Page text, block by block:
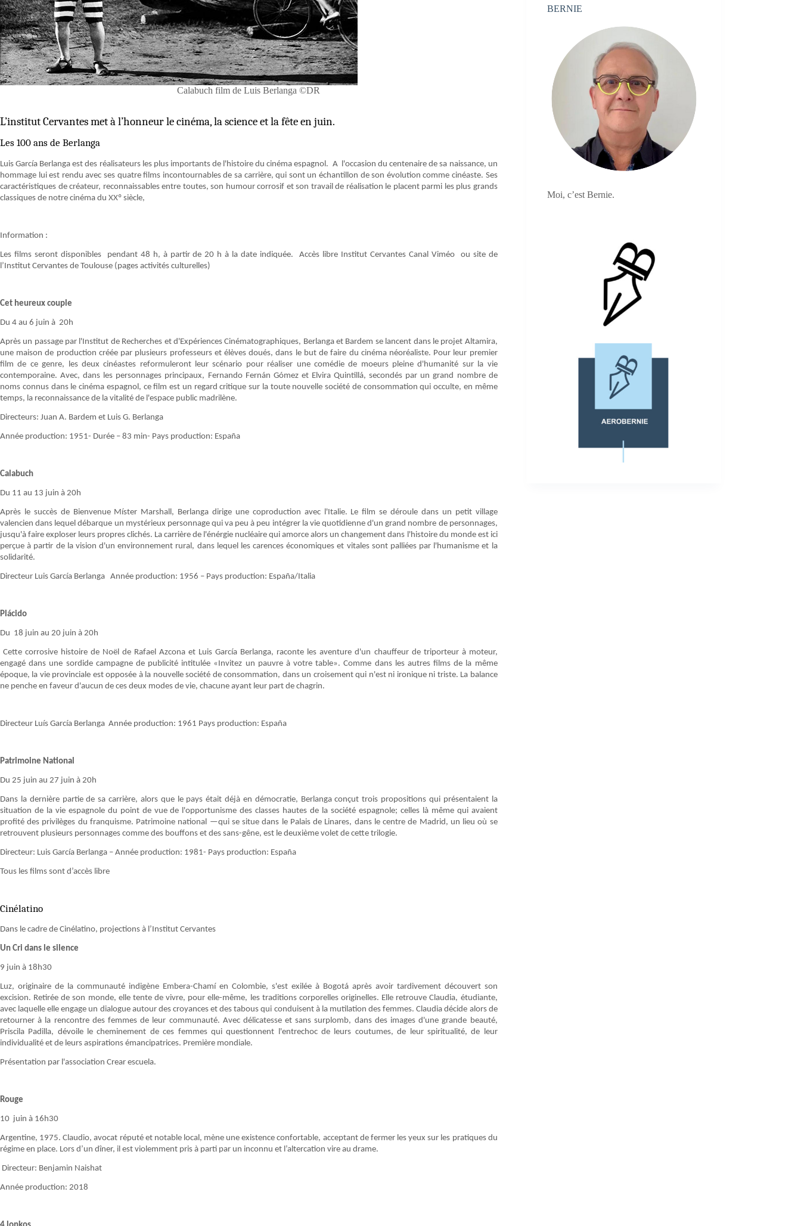
Calabuch film de Luis Berlanga ©DR
L’institut Cervantes met à l’honneur le cinéma, la science et la fête en juin.
Les 100 ans de Berlanga
Luis García Berlanga est des réalisateurs les plus importants de l'histoire du cinéma espagnol. A l'occasion du centenaire de sa naissance, un
hommage lui est rendu avec ses quatre films incontournables de sa carrière, qui sont un échantillon de son évolution comme cinéaste. Ses
caractéristiques de créateur, reconnaissables entre toutes, son humour corrosif et son travail de réalisation le placent parmi les plus grands
classiques de notre cinéma du XXº siècle,
Information :
Les films seront disponibles pendant 48 h, à partir de 20 h à la date indiquée. Accès libre Institut Cervantes Canal Viméo ou site de
l’Institut Cervantes de Toulouse (pages activités culturelles)
Cet heureux couple
Du 4 au 6 juin à 20h
Après un passage par l'Institut de Recherches et d'Expériences Cinématographiques, Berlanga et Bardem se lancent dans le projet Altamira,
une maison de production créée par plusieurs professeurs et élèves doués, dans le but de faire du cinéma néoréaliste. Pour leur premier
film de ce genre, les deux cinéastes reformuleront leur scénario pour réaliser une comédie de moeurs pleine d'humanité sur la vie
contemporaine. Avec, dans les personnages principaux, Fernando Fernán Gómez et Elvira Quintillá, secondés par un grand nombre de
noms connus dans le cinéma espagnol, ce film est un regard critique sur la toute nouvelle société de consommation qui occulte, en même
temps, la reconnaissance de la vitalité de l'espace public madrilène.
Directeurs: Juan A. Bardem et Luis G. Berlanga
Année production: 1951- Durée – 83 min- Pays production: España
Calabuch
Du 11 au 13 juin à 20h
Après le succès de Bienvenue Míster Marshall, Berlanga dirige une coproduction avec l'Italie. Le film se déroule dans un petit village
valencien dans lequel débarque un mystérieux personnage qui va peu à peu intégrer la vie quotidienne d'un grand nombre de personnages,
jusqu'à faire exploser leurs propres clichés. La carrière de l'énérgie nucléaire qui amorce alors un changement dans l'histoire du monde est ici
perçue à partir de la vision d'un environnement rural, dans lequel les carences économiques et vitales sont palliées par l'humanisme et la
solidarité.
Directeur Luis García Berlanga Année production: 1956 – Pays production: España/Italia
Plácido
Du 18 juin au 20 juin à 20h
Cette corrosive histoire de Noël de Rafael Azcona et Luis García Berlanga, raconte les aventure d'un chauffeur de triporteur à moteur,
engagé dans une sordide campagne de publicité intitulée «Invitez un pauvre à votre table». Comme dans les autres films de la même
époque, la vie provinciale est opposée à la nouvelle société de consommation, dans un croisement qui n'est ni ironique ni triste. La balance
ne penche en faveur d'aucun de ces deux modes de vie, chacune ayant leur part de chagrin.
Directeur Luís García Berlanga Année production: 1961 Pays production: España
Patrimoine National
Du 25 juin au 27 juin à 20h
Dans la dernière partie de sa carrière, alors que le pays était déjà en démocratie, Berlanga conçut trois propositions qui présentaient la
situation de la vie espagnole du point de vue de l'opportunisme des classes hautes de la société espagnole; celles là même qui avaient
profité des privilèges du franquisme. Patrimoine national —qui se situe dans le Palais de Linares, dans le centre de Madrid, un lieu où se
retrouvent plusieurs personnages comme des bouffons et des sans-gêne, est le deuxième volet de cette trilogie.
Directeur: Luis García Berlanga – Année production: 1981- Pays production: España
Tous les films sont d’accès libre
Cinélatino
Dans le cadre de Cinélatino, projections à l’Institut Cervantes
Un Cri dans le silence
9 juin à 18h30
Luz, originaire de la communauté indigène Embera-Chamí en Colombie, s'est exilée à Bogotá après avoir tardivement découvert son
excision. Retirée de son monde, elle tente de vivre, pour elle-même, les traditions corporelles originelles. Elle retrouve Claudia, étudiante,
avec laquelle elle engage un dialogue autour des croyances et des tabous qui conduisent à la mutilation des femmes. Claudia décide alors de
retourner à la rencontre des femmes de leur communauté. Avec délicatesse et sans surplomb, dans des images d'une grande beauté,
Priscila Padilla, dévoile le cheminement de ces femmes qui questionnent l'entrechoc de leurs coutumes, de leur spiritualité, de leur
individualité et de leurs aspirations émancipatrices. Première mondiale.
Présentation par l'association Crear escuela.
Rouge
10 juin à 16h30
Argentine, 1975. Claudio, avocat réputé et notable local, mène une existence confortable, acceptant de fermer les yeux sur les pratiques du
régime en place. Lors d’un dîner, il est violemment pris à parti par un inconnu et l’altercation vire au drame.
Directeur: Benjamin Naishat
Année production: 2018
BERNIE
Moi, c’est Bernie.